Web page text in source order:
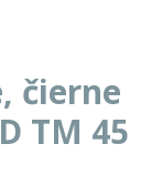
čierne
TM 45